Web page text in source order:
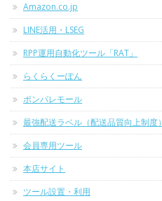
Amazon.co.jp
LINE活用・LSEG
RPP運用自動化ツール「RAT」
らくらくーぽん
ポンパレモール
最強配送ラベル（配送品質向上制度）
会員専用ツール
本店サイト
ツール設置・利用